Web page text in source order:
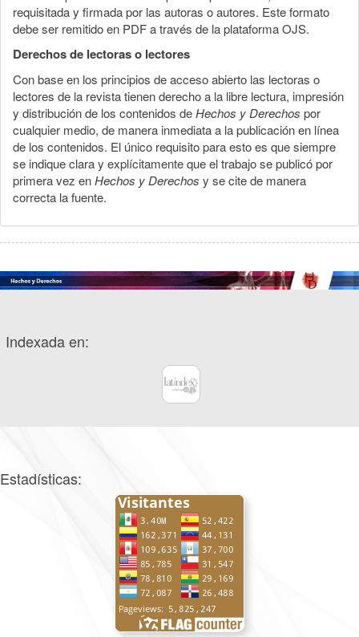
requisitada y firmada por las autoras o autores. Este formato
debe ser remitido en PDF a través de la plataforma OJS.
Derechos de lectoras o lectores
Con base en los principios de acceso abierto las lectoras o
lectores de la revista tienen derecho a la libre lectura, impresión
y distribución de los contenidos deHechos y Derechos por
cualquier medio, de manera inmediata a la publicación en línea
de los contenidos. El único requisito para esto es que siempre
se indique clara y explícitamente que el trabajo se publicó por
primera vez enHechos y Derechos y se cite de manera
correcta la fuente.
Indexada en:
Estadísticas: